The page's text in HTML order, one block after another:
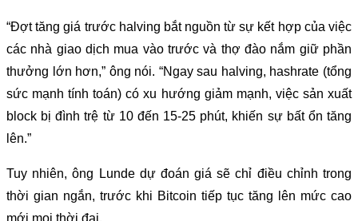
“Đợt tăng giá trước halving bắt nguồn từ sự kết hợp của việc
các nhà giao dịch mua vào trước và thợ đào nắm giữ phần
thưởng lớn hơn,” ông nói. “Ngay sau halving, hashrate (tổng
sức mạnh tính toán) có xu hướng giảm mạnh, việc sản xuất
block bị đình trệ từ 10 đến 15-25 phút, khiến sự bất ổn tăng
lên.”
Tuy nhiên, ông Lunde dự đoán giá sẽ chỉ điều chỉnh trong
thời gian ngắn, trước khi Bitcoin tiếp tục tăng lên mức cao